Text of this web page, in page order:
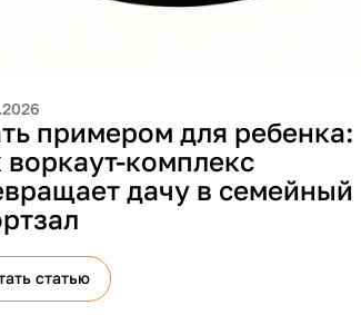
примером для ребенка:
воркаут-комплекс
дачу в семейный
статью